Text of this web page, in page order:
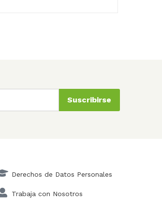
Suscribirse
Derechos de Datos Personales
Trabaja con Nosotros